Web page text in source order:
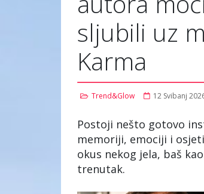
sljubili uz
Karma
Trend&Glow 12 Svibanj
Postoji nešto gotovo
memoriji, emociji i
okus nekog jela, baš
trenutak.